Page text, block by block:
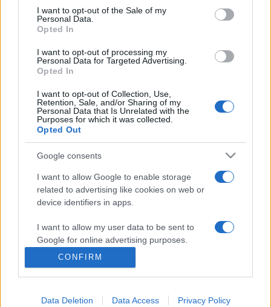
consent section.
I want to opt-out of the Sale of my
Personal Data.
Opted In
I want to opt-out of processing my
Personal Data for Targeted Advertising.
Opted In
I want to opt-out of Collection, Use,
Retention, Sale, and/or Sharing of my
Personal Data that Is Unrelated with the
Purposes for which it was collected.
Opted Out
Google consents
I want to allow Google to enable storage
related to advertising like cookies on web or
device identifiers in apps.
I want to allow my user data to be sent to
Google for online advertising purposes.
I want to allow Google to send me
personalized advertising.
I want to allow Google to enable storage
CONFIRM
Data Deletion Data Access Privacy Policy
részesült. Fő művei: Arany János, Örökség. Magyar
íróarcképek, A szépség haszna, Dunántúli hexameterek, Így
éltem, A viaskodás szonettjeiből, Istenek játékában, Híres
magyar könyvtárak, Árnyak nyomában, Helyünk a világban,
MEGOSZTÁS